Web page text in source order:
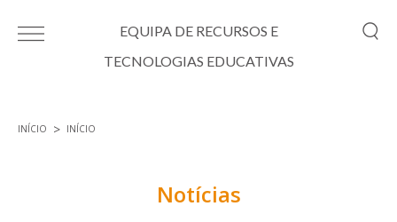
EQUIPA DE RECURSOS E
TECNOLOGIAS EDUCATIVAS
INÍCIO INÍCIO
Notícias